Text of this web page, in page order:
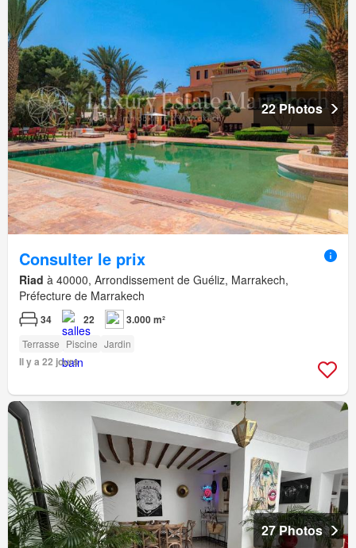
22 Photos
Consulter le prix
Riad à 40000, Arrondissement de Guéliz, Marrakech,
Préfecture de Marrakech
34 22 3.000 m²
Terrasse Piscine Jardin
Il y a 22 jours
27 Photos